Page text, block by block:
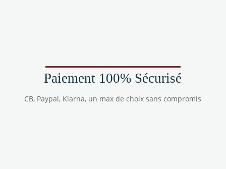
Paiement 100% Sécurisé
CB, Paypal, Klarna, un max de choix sans compromis